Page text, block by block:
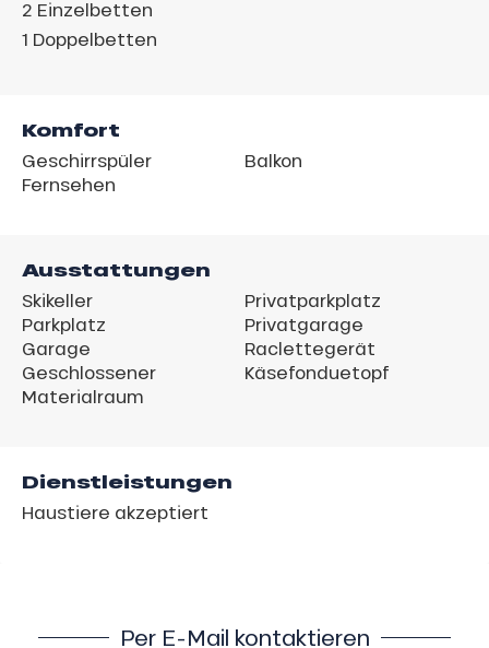
2 Einzelbetten
1 Doppelbetten
Komfort
Geschirrspüler
Fernsehen
Balkon
Ausstattungen
Skikeller
Parkplatz
Garage
Geschlossener
Materialraum
Privatparkplatz
Privatgarage
Raclettegerät
Käsefonduetopf
Dienstleistungen
Haustiere akzeptiert
Per E-Mail kontaktieren